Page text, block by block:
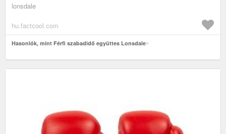
lonsdale
hu.factcool.com
Hasonlók, mint Férfi szabadidő együttes Lonsdale